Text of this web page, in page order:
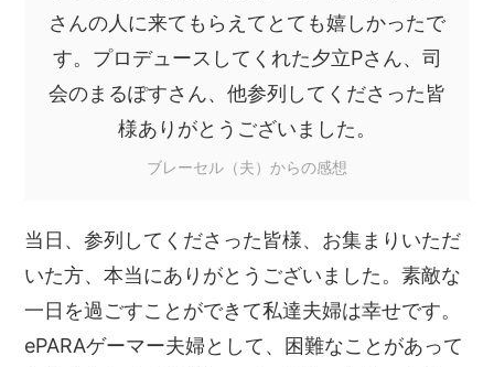
さんの人に来てもらえてとても嬉しかったで
す。プロデュースしてくれた夕立Pさん、司
会のまるぽすさん、他参列してくださった皆
様ありがとうございました。
ブレーセル（夫）からの感想
当日、参列してくださった皆様、お集まりいただ
いた方、本当にありがとうございました。素敵な
一日を過ごすことができて私達夫婦は幸せです。
ePARAゲーマー夫婦として、困難なことがあって